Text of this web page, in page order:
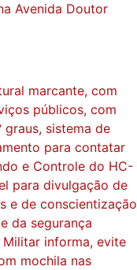
Avenida Doutor
marcante, com
públicos, com
graus, sistema de
para contatar
e Controle do HC-
para divulgação de
e de conscientização
da segurança
informa, evite
mochila nas